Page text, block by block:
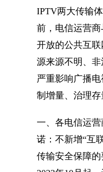
IPTV两大传输
前，电信运营
开放的公共互
源来源不明、
严重影响广播
制增量、治理存
一、各电信运
诺：不新增“互
传输安全保障